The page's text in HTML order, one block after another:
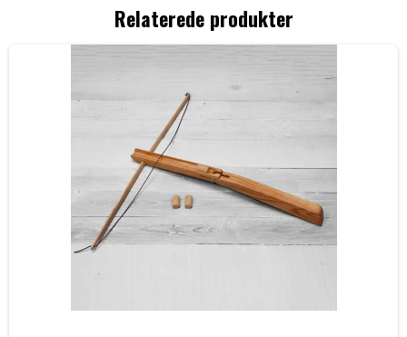
Relaterede produkter